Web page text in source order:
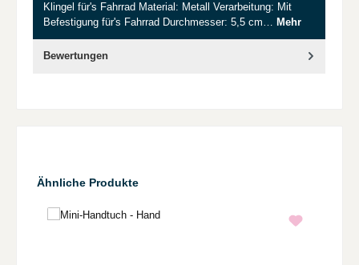
Klingel für's Fahrrad Material: Metall Verarbeitung: Mit
Befestigung für's Fahrrad Durchmesser: 5,5 cm… Mehr
Bewertungen
Produktgalerie überspringen
Ähnliche Produkte